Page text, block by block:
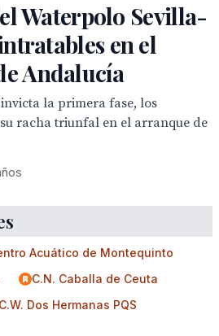
Waterpolo Sevilla-
en el
Andalucía
la primera fase, los
racha triunfal en el arranque de
Acuático de Montequinto
C.N. Caballa de Ceuta
C.W. Dos Hermanas PQS